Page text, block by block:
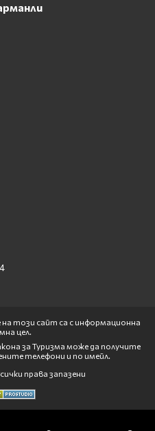
този сайт са с информационна
цел.
за Туризма може да получите
телефони и по имейл.
права запазени